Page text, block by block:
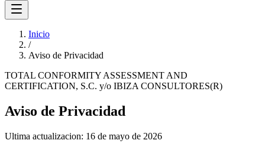
Inicio
/
Aviso de Privacidad
TOTAL CONFORMITY ASSESSMENT AND
CERTIFICATION, S.C. y/o IBIZA CONSULTORES(R)
Aviso de Privacidad
Ultima actualizacion: 16 de mayo de 2026